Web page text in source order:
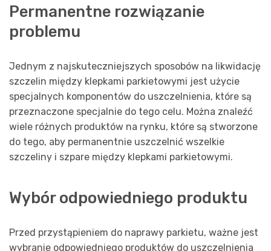
Permanentne rozwiązanie
problemu
Jednym z najskuteczniejszych sposobów na likwidację
szczelin między klepkami parkietowymi jest użycie
specjalnych komponentów do uszczelnienia, które są
przeznaczone specjalnie do tego celu. Można znaleźć
wiele różnych produktów na rynku, które są stworzone
do tego, aby permanentnie uszczelnić wszelkie
szczeliny i szpare między klepkami parkietowymi.
Wybór odpowiedniego produktu
Przed przystąpieniem do naprawy parkietu, ważne jest
wybranie odpowiedniego produktów do uszczelnienia